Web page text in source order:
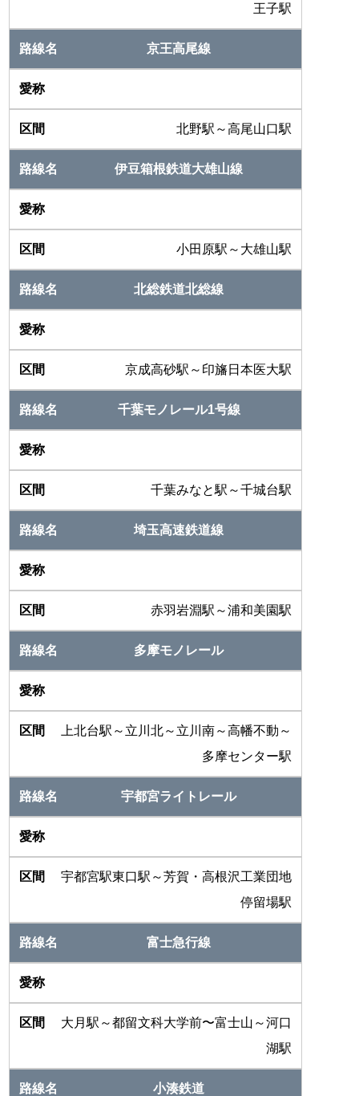
王子駅
京王高尾線
北野駅～高尾山口駅
伊豆箱根鉄道大雄山線
小田原駅～大雄山駅
北総鉄道北総線
京成高砂駅～印旛日本医大駅
千葉モノレール1号線
千葉みなと駅～千城台駅
埼玉高速鉄道線
赤羽岩淵駅～浦和美園駅
多摩モノレール
上北台駅～立川北～立川南～高幡不動～
多摩センター駅
宇都宮ライトレール
宇都宮駅東口駅～芳賀・高根沢工業団地
停留場駅
富士急行線
大月駅～都留文科大学前〜富士山～河口
湖駅
小湊鉄道